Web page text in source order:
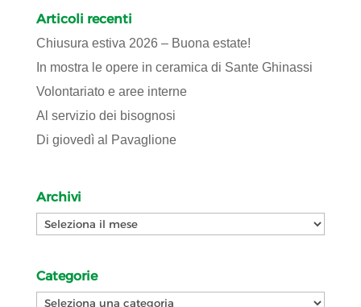
Articoli recenti
Chiusura estiva 2026 – Buona estate!
In mostra le opere in ceramica di Sante Ghinassi
Volontariato e aree interne
Al servizio dei bisognosi
Di giovedì al Pavaglione
Archivi
Archivi
Categorie
Categorie